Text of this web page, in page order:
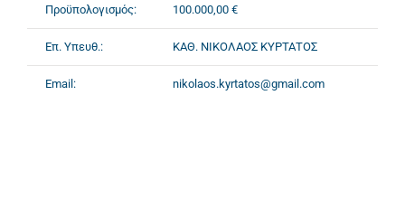
Προϋπολογισμός: 100.000,00 €
Επ. Υπευθ.: ΚΑΘ. ΝΙΚΟΛΑΟΣ ΚΥΡΤΑΤΟΣ
Email: nikolaos.kyrtatos@gmail.com